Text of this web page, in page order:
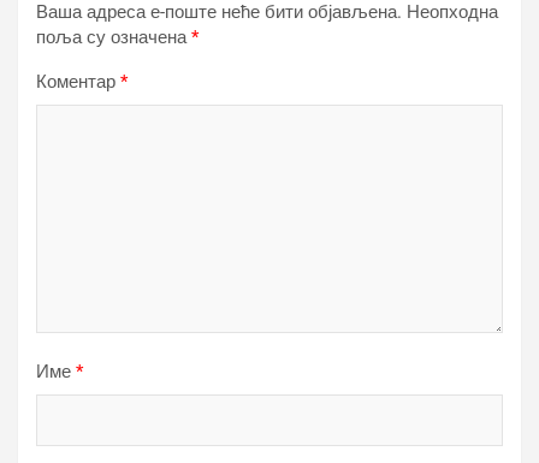
Ваша адреса е-поште неће бити објављена. Неопходна
поља су означена*
Коментар *
Име *